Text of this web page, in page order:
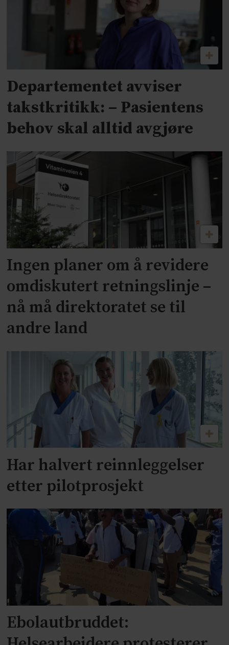
Departementet avviser
takstkritikk: – Pasientens
behov skal alltid avgjøre
Ingen planer om å revidere
omdiskutert retningslinje –
nå må direktoratet se til
andre land
Har halvert reinnleggelser
etter pilotprosjekt
Ebolautbruddet: